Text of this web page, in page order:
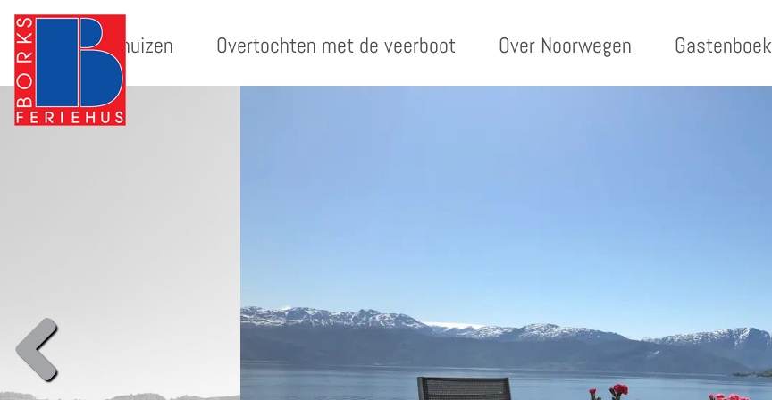
Vakantiehuizen Overtochten met de veerboot Over Noorwegen Gastenboek